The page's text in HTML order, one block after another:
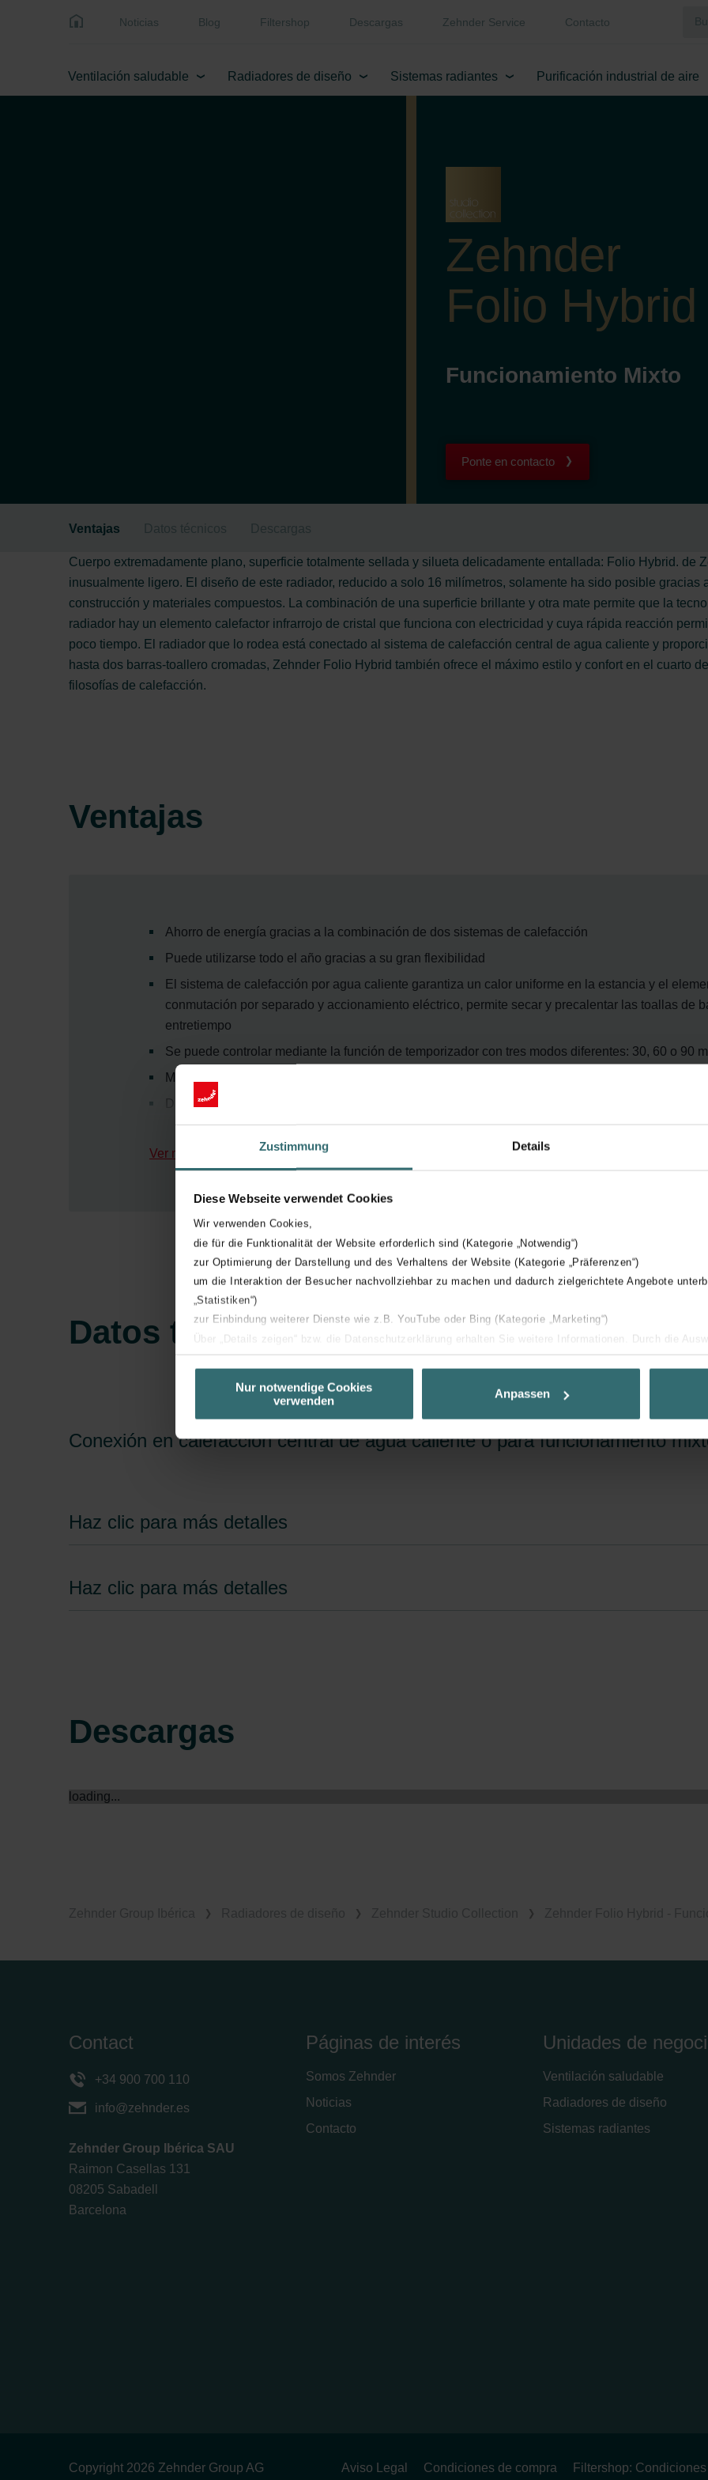
Zustimmung Details
Diese Webseite verwendet Cookies
Wir verwenden Cookies,
die für die Funktionalität der Website erforderlich sind (Kategorie „Notwendig“)
zur Optimierung der Darstellung und des Verhaltens der Website (Kategorie „Präferenzen“)
um die Interaktion der Besucher nachvollziehbar zu machen und dadurch zielgerichtete Angebote
„Statistiken“)
zur Einbindung weiterer Dienste wie z.B. YouTube oder Bing (Kategorie „Marketing“)
Über „Details zeigen“ bzw. die Datenschutzerklärung erhalten Sie weitere Informationen. Durch die
unserer Website verwenden, um Ihnen die bestmögliche Nutzererfahrung zu ermöglichen und Ihnen
basierend auf Ihren Interessen zur Verfügung zu stellen. Alle Einwilligungen können Sie
Datenschutzerklärung widerrufen.
Zehnder Group Czech Republic s.r.o.: Zásady ochrany osobních údajů
Zehnder Group Italia S.r.l.: Privacy
Nur notwendige Cookies
verwenden
Anpassen
Noticias Blog Filtershop Descargas Zehnder Service Contacto
Ventilación saludable Radiadores de diseño Sistemas radiantes Purificación industrial de aire
Zehnder
Folio Hybrid
Funcionamiento Mixto
Ponte en contacto
Ventajas Datos técnicos Descargas
Cuerpo extremadamente plano, superficie totalmente sellada y silueta delicadamente entallada: Folio Hybrid. de
inusualmente ligero. El diseño de este radiador, reducido a solo 16 milímetros, solamente ha sido posible
construcción y materiales compuestos. La combinación de una superficie brillante y otra mate permite que la
radiador hay un elemento calefactor infrarrojo de cristal que funciona con electricidad y cuya rápida reacción
poco tiempo. El radiador que lo rodea está conectado al sistema de calefacción central de agua caliente y
hasta dos barras-toallero cromadas, Zehnder Folio Hybrid también ofrece el máximo estilo y confort en el cuarto
filosofías de calefacción.
Ventajas
Ahorro de energía gracias a la combinación de dos sistemas de calefacción
Puede utilizarse todo el año gracias a su gran flexibilidad
El sistema de calefacción por agua caliente garantiza un calor uniforme en la estancia y el
conmutación por separado y accionamiento eléctrico, permite secar y precalentar las toallas de
entretiempo
Se puede controlar mediante la función de temporizador con tres modos diferentes: 30, 60 o 90
Más confort con hasta dos barras-toallero
Disponible en blanco y negro
Disponible para funcionamiento eléctrico y con agua caliente en simultáneo
Hay disponibles barras pintadas del mismo color que el radiador para baño, o pueden pedirse
Ver más
Datos técnicos
Conexión en calefacción central de agua caliente o para funcionamiento
Haz clic para más detalles
Haz clic para más detalles
Descargas
loading...
Contact
+34 900 700 110
info@zehnder.es
Zehnder Group Ibérica SAU
Raimon Casellas 131
08205 Sabadell
Barcelona
Páginas de interés
Somos Zehnder
Noticias
Contacto
Unidades de
Ventilación saludable
Radiadores de diseño
Sistemas radiantes
Copyright 2026 Zehnder Group AG Aviso Legal Condiciones de compra Filtershop: